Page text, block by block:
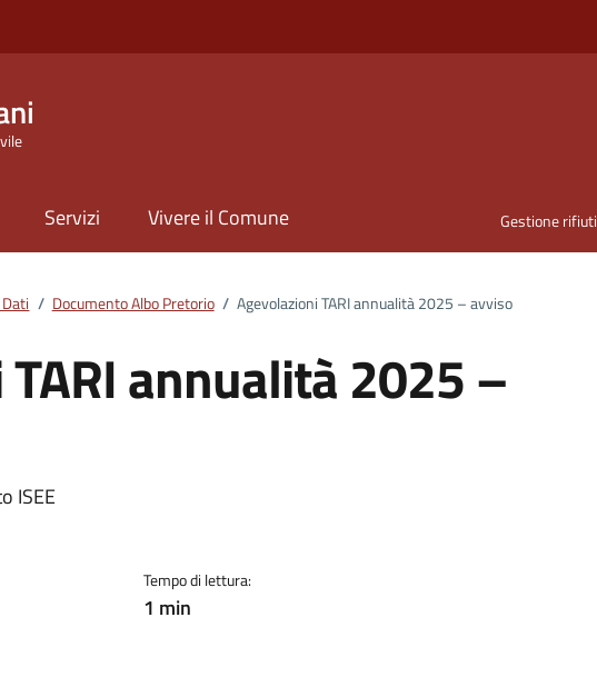
Servizi Vivere il Comune Gestione rifiuti
/ Documento Albo Pretorio / Agevolazioni TARI annualità 2025 – avviso
annualità 2025 –
ISEE
Tempo di lettura:
1 min